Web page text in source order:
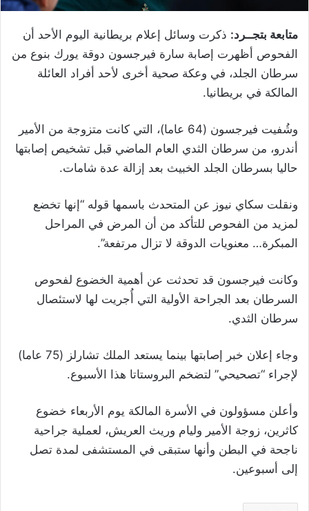
متابعة بتجــرد: ذكرت وسائل إعلام بريطانية اليوم الأحد أن
الفحوص أظهرت إصابة سارة فيرجسون دوقة يورك بنوع من
سرطان الجلد، في وعكة صحية أخرى لأحد أفراد العائلة
المالكة في بريطانيا.
وشُفيت فيرجسون (64 عاما)، التي كانت متزوجة من الأمير
أندرو، من سرطان الثدي العام الماضي قبل تشخيص إصابتها
حاليا بسرطان الجلد الخبيث بعد إزالة عدة شامات.
ونقلت سكاي نيوز عن المتحدث باسمها قوله “إنها تخضع
لمزيد من الفحوص للتأكد من أن المرض في المراحل
المبكرة… معنويات الدوقة لا تزال مرتفعة”.
وكانت فيرجسون قد تحدثت عن أهمية الخضوع لفحوص
السرطان بعد الجراحة الأولية التي أُجريت لها لاستئصال
سرطان الثدي.
وجاء إعلان خبر إصابتها بينما يستعد الملك تشارلز (75 عاما)
لإجراء “تصحيحي” لتضخم البروستاتا هذا الأسبوع.
وأعلن مسؤولون في الأسرة المالكة يوم الأربعاء خضوع
كاثرين، زوجة الأمير وليام وريث العريش، لعملية جراحية
ناجحة في البطن وأنها ستبقى في المستشفى لمدة تصل
إلى أسبوعين.